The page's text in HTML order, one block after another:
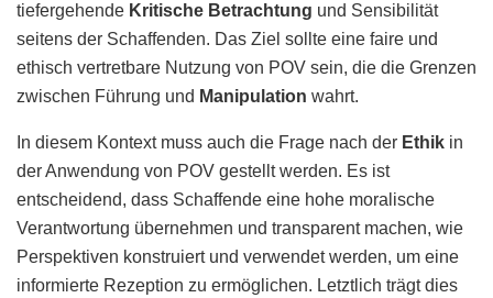
tiefergehende Kritische Betrachtung und Sensibilität
seitens der Schaffenden. Das Ziel sollte eine faire und
ethisch vertretbare Nutzung von POV sein, die die Grenzen
zwischen Führung und Manipulation wahrt.
In diesem Kontext muss auch die Frage nach der Ethik in
der Anwendung von POV gestellt werden. Es ist
entscheidend, dass Schaffende eine hohe moralische
Verantwortung übernehmen und transparent machen, wie
Perspektiven konstruiert und verwendet werden, um eine
informierte Rezeption zu ermöglichen. Letztlich trägt dies